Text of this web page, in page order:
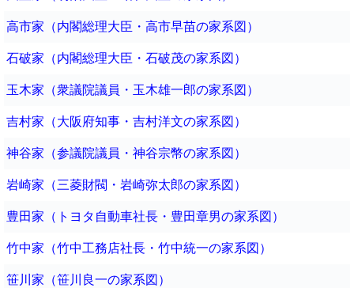
高市家（内閣総理大臣・高市早苗の家系図）
石破家（内閣総理大臣・石破茂の家系図）
玉木家（衆議院議員・玉木雄一郎の家系図）
吉村家（大阪府知事・吉村洋文の家系図）
神谷家（参議院議員・神谷宗幣の家系図）
岩崎家（三菱財閥・岩崎弥太郎の家系図）
豊田家（トヨタ自動車社長・豊田章男の家系図）
竹中家（竹中工務店社長・竹中統一の家系図）
笹川家（笹川良一の家系図）